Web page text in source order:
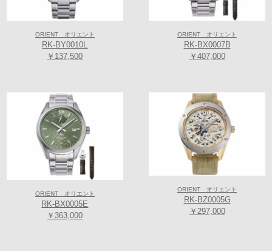
20％OFF】を開催中です。
（ミオクラブ会員は当日ご入会可能でございます）
（一部対象外モデルがございます）
≪取扱い店舗≫
「Koyo天王寺ミオプラザ館店」
＊プレステージショップ
大阪市天王寺区悲田院町10-48ミオプラザ3階
（地図こちら！）
お問合せ： 06-6771-1206
[ブランドヒストリー】
ORIENT オリエント
RK-BY0010L
￥137,500
ORIENT オリエント
RK-BX0007B
￥407,000
ORIENT オリエント
RK-BX0005E
￥363,000
ORIENT オリエント
RK-BZ0005G
￥297,000